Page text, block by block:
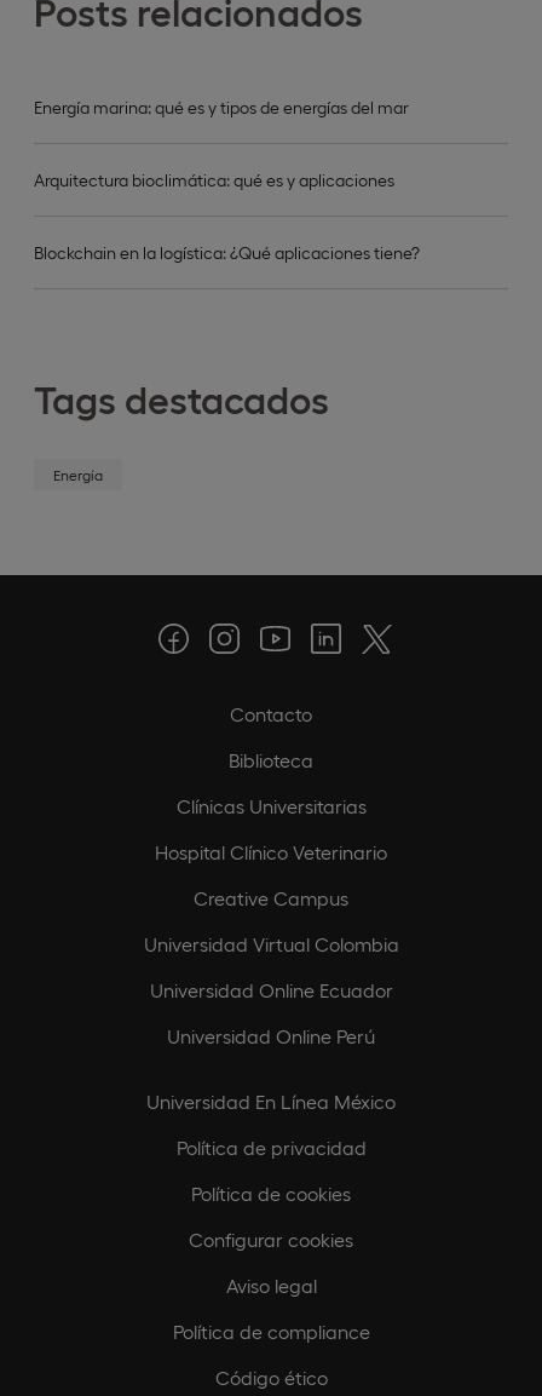
Posts relacionados
Energía marina: qué es y tipos de energías del mar
Arquitectura bioclimática: qué es y aplicaciones
Blockchain en la logística: ¿Qué aplicaciones tiene?
Tags destacados
Energía
Contacto
Biblioteca
Clínicas Universitarias
Hospital Clínico Veterinario
Creative Campus
Universidad Virtual Colombia
Universidad Online Ecuador
Universidad Online Perú
Universidad En Línea México
Política de privacidad
Política de cookies
Configurar cookies
Aviso legal
Política de compliance
Código ético